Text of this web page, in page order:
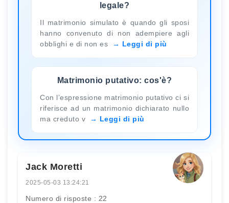
legale?
Il matrimonio simulato è quando gli sposi
hanno convenuto di non adempiere agli
obblighi e di non es
Leggi di più
Matrimonio putativo: cos'è?
Con l’espressione matrimonio putativo ci si
riferisce ad un matrimonio dichiarato nullo
ma creduto v
Leggi di più
Jack Moretti
2025-05-03 13:24:21
Numero di risposte : 22